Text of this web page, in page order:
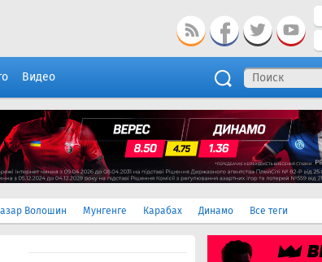
Видео
Волошин Мунгенге Карабах Динамо Все теги